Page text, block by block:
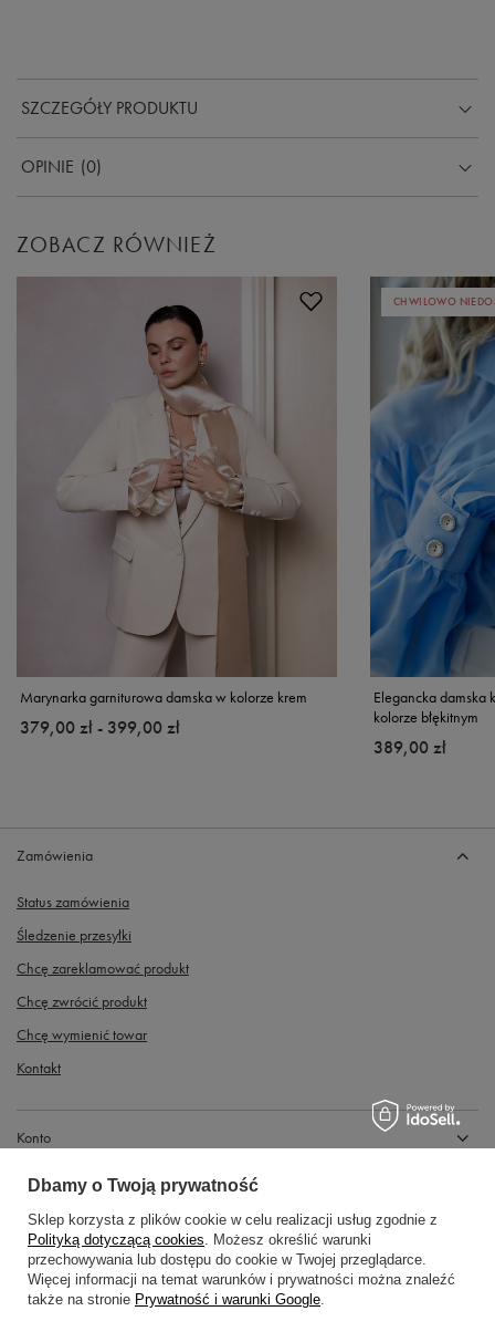
SZCZEGÓŁY PRODUKTU
OPINIE (0)
ZOBACZ RÓWNIEŻ
Marynarka garniturowa damska w kolorze krem
od
379,00 zł - do
399,00 zł
CHWILOWO
Elegancka damska
kolorze błękitnym
389,00 zł
Zamówienia
Status zamówienia
Śledzenie przesyłki
Chcę zareklamować produkt
Chcę zwrócić produkt
Chcę wymienić towar
Kontakt
Konto
Regulaminy
Dbamy o Twoją prywatność
Sklep korzysta z plików cookie w celu realizacji usług zgodnie z
Polityką dotyczącą cookies. Możesz określić warunki
przechowywania lub dostępu do cookie w Twojej przeglądarce.
Więcej informacji na temat warunków i prywatności można znaleźć
także na stronie Prywatność i warunki Google.